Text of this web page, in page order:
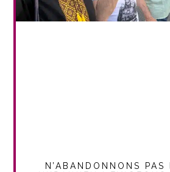
N’ABANDONNONS PAS